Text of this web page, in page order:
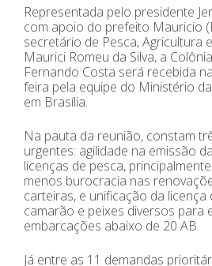
Representada pelo presidente
com apoio do prefeito Mauricio
secretário de Pesca, Agricultura
Maurici Romeu da Silva, a
Fernando Costa será recebida
feira pela equipe do Ministério
em Brasília.
Na pauta da reunião, constam
urgentes: agilidade na emissão
licenças de pesca,
menos burocracia nas
carteiras, e unificação da
camarão e peixes diversos para
embarcações abaixo de 20 AB.
Já entre as 11 demandas